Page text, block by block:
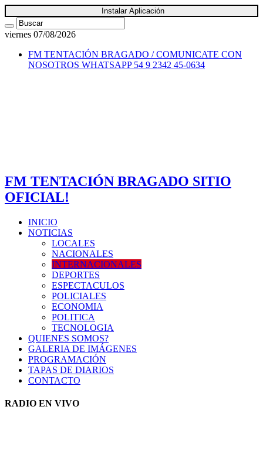
Instalar Aplicación
viernes 07/08/2026
FM TENTACIÓN BRAGADO / COMUNICATE CON
NOSOTROS WHATSAPP 54 9 2342 45-0634
FM TENTACIÓN BRAGADO SITIO
OFICIAL!
INICIO
NOTICIAS
LOCALES
NACIONALES
INTERNACIONALES
DEPORTES
ESPECTACULOS
POLICIALES
ECONOMIA
POLITICA
TECNOLOGIA
QUIENES SOMOS?
GALERIA DE IMÁGENES
PROGRAMACIÓN
TAPAS DE DIARIOS
CONTACTO
RADIO EN VIVO